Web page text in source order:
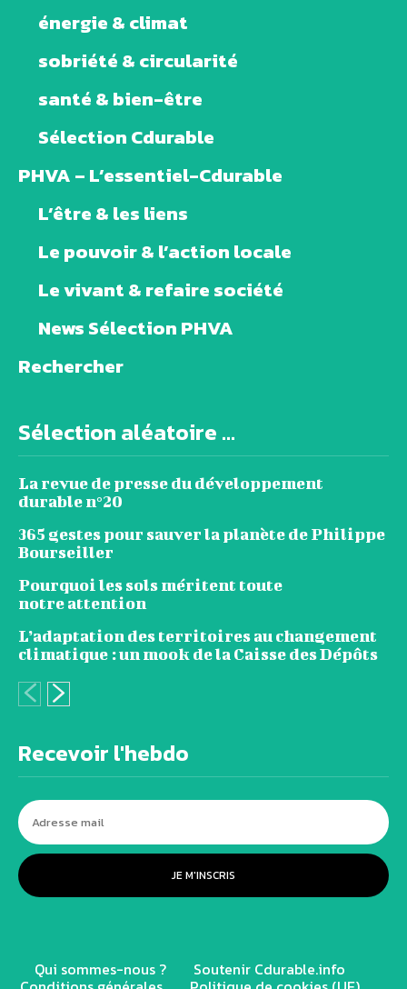
énergie & climat
sobriété & circularité
santé & bien-être
Sélection Cdurable
PHVA – L’essentiel-Cdurable
L’être & les liens
Le pouvoir & l’action locale
Le vivant & refaire société
News Sélection PHVA
Rechercher
Sélection aléatoire ...
La revue de presse du développement
durable n°20
365 gestes pour sauver la planète de Philippe
Bourseiller
Pourquoi les sols méritent toute
notre attention
L’adaptation des territoires au changement
climatique : un mook de la Caisse des Dépôts
Recevoir l'hebdo
JE M'INSCRIS
Qui sommes-nous ? Soutenir Cdurable.info